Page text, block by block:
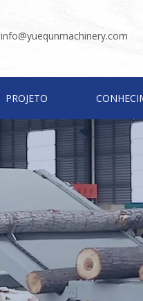
info@yuequnmachinery.com
PROJETO